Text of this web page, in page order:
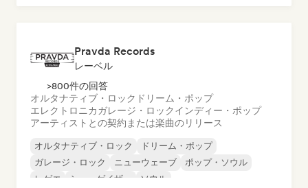
Pravda Records
レーベル
>800件の回答
オルタナティブ・ロック ドリーム・ポップ
エレクトロニカガレージ・ロックインディー・ポップ
アーティストとの契約または楽曲のリリース
オルタナティブ・ロック
ドリーム・ポップ
ガレージ・ロック
ニューウェーブ
ポップ・ソウル
レゲエ
シューゲイザー ソウル